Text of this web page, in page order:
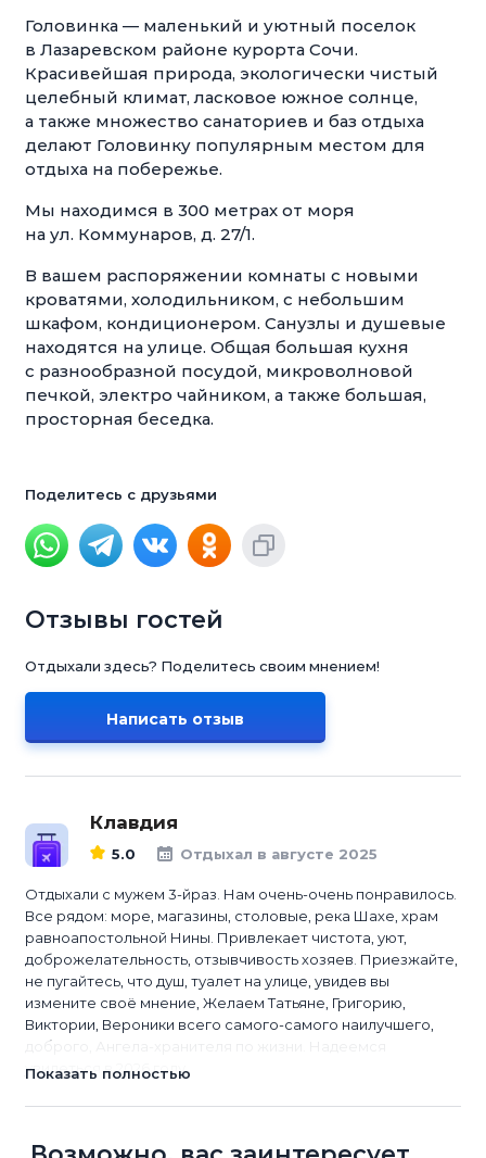
Головинка — маленький и уютный поселок
в Лазаревском районе курорта Сочи.
Красивейшая природа, экологически чистый
целебный климат, ласковое южное солнце,
а также множество санаториев и баз отдыха
делают Головинку популярным местом для
отдыха на побережье.
Мы находимся в 300 метрах от моря
на ул. Коммунаров, д. 27/1.
В вашем распоряжении комнаты с новыми
кроватями, холодильником, с небольшим
шкафом, кондиционером. Санузлы и душевые
находятся на улице. Общая большая кухня
с разнообразной посудой, микроволновой
печкой, электро чайником, а также большая,
просторная беседка.
Поделитесь с друзьями
Отзывы гостей
Отдыхали здесь? Поделитесь своим мнением!
Написать отзыв
Клавдия
5.0 Отдыхал в августе 2025
Отдыхали с мужем 3-йраз. Нам очень-очень понравилось.
Все рядом: море, магазины, столовые, река Шахе, храм
равноапостольной Нины. Привлекает чистота, уют,
доброжелательность, отзывчивость хозяев. Приезжайте,
не пугайтесь, что душ, туалет на улице, увидев вы
измените своё мнение, Желаем Татьяне, Григорию,
Виктории, Вероники всего самого-самого наилучшего,
доброго, Ангела-хранителя по жизни. Надеемся
увидеться в 2026 году
Показать полностью